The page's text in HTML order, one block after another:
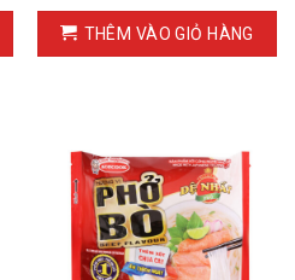
THÊM VÀO GIỎ HÀNG